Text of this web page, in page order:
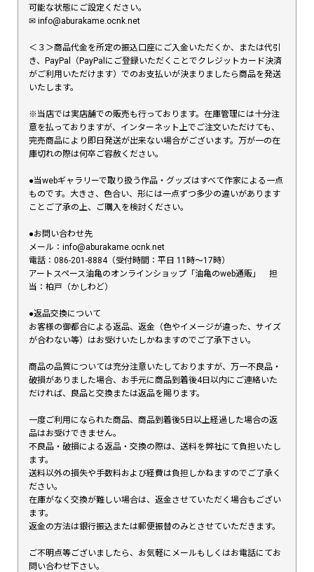
可能な状態にご設定ください。
✉︎ info@aburakame.ocnk.net
＜３＞商品代金を所定の振込口座にご入金いただくか、または代引
き、PayPal（PayPalにご登録いただくことでクレジットカード決済
がご利用いただけます）でのお支払いが決まりましたら商品を発送
いたします。
※当店では実店舗での販売も行っております。在庫管理には十分注
意を払っておりますが、インターネット上でご注文いただけても、
完売商品により即日発送が出来ない場合がございます。万が一の在
庫切れの際は何卒ご容赦ください。
●当webギャラリーで取り扱う作品・グッズはすべて作家による一点
ものです。大きさ、色合い、形には一点ずつ多少の違いがあります
ことご了承の上、ご購入を検討ください。
●お問い合わせ先
メール：info@aburakame.ocnk.net
電話：086-201-8884（受付時間：平日 11時〜17時）
アートスペース油亀のオンラインショップ「油亀のweb通販」 担
当：柏戸（かしわど）
●返品交換について
お客様の御都合による返品、返金（色やイメージが違った、サイズ
が合わない等）はお受けいたしかねますのでご了承下さい。
商品の品質については充分注意いたしておりますが、万一不良品・
破損がありました場合、お手元に商品到着後4日以内にご連絡いた
だければ、良品と交換または返品を賜ります。
一度ご利用になられた商品、商品到着後5日以上経過した場合の返
品はお受けできません。
不良品・破損による返品・交換の際は、送料を弊社にて負担いたし
ます。
送料以外の損失や手数料および経費は負担しかねますのでご了承く
ださい。
在庫がなく交換が難しい場合は、返金させていただく場合もござい
ます。
返金の方法は銀行振込または郵便振替のみとさせていただきます。
ご不明点等ございましたら、お気軽にメールもしくはお電話にてお
問い合わせ下さい。